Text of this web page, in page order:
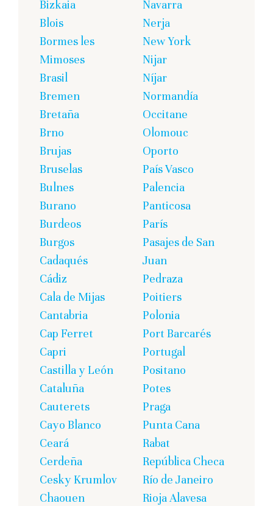
Bizkaia
Blois
Bormes les
Mimoses
Brasil
Bremen
Bretaña
Brno
Brujas
Bruselas
Bulnes
Burano
Burdeos
Burgos
Cadaqués
Cádiz
Cala de Mijas
Cantabria
Cap Ferret
Capri
Castilla y León
Cataluña
Cauterets
Cayo Blanco
Ceará
Cerdeña
Cesky Krumlov
Chaouen
Navarra
Nerja
New York
Nijar
Níjar
Normandía
Occitane
Olomouc
Oporto
País Vasco
Palencia
Panticosa
París
Pasajes de San
Juan
Pedraza
Poitiers
Polonia
Port Barcarés
Portugal
Positano
Potes
Praga
Punta Cana
Rabat
República Checa
Río de Janeiro
Rioja Alavesa